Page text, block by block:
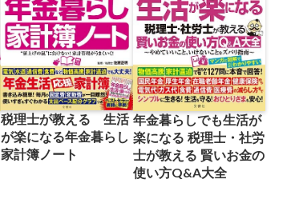
税理士が教える 生活
が楽になる年金暮らし
家計簿ノート
年金暮らしでも生活が
楽になる 税理士・社労
士が教える 賢いお金の
使い方Q&A大全